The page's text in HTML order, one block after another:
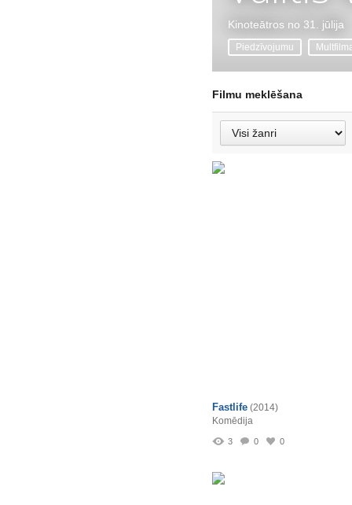
Kinoteātros no 31. jūlija
Piedzīvojumu
Filmu meklēšana
Fastlife (2014)
Komēdija
3 0 0